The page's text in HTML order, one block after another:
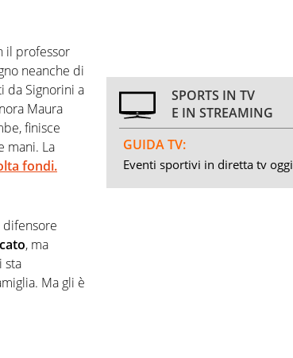
il professor
neanche di
da Signorini a
Maura
finisce
mani. La
fondi.
, ma
sta
Ma gli è
SPORTS IN TV
E IN STREAMING
GUIDA TV:
Eventi sportivi in diretta tv oggi